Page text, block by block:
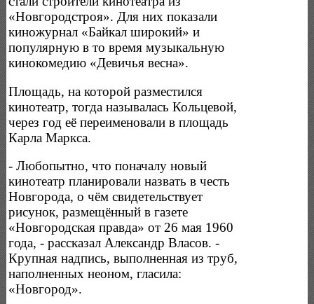
«Новгородстроя». Для них показали
киножурнал «Байкал широкий» и
популярную в то время музыкальную
кинокомедию «Девичья весна».
Площадь, на которой разместился
кинотеатр, тогда называлась Кольцевой,
через год её переименовали в площадь
Карла Маркса.
- Любопытно, что поначалу новый
кинотеатр планировали назвать в честь
Новгорода, о чём свидетельствует
рисунок, размещённый в газете
«Новгородская правда» от 26 мая 1960
года, - рассказал Александр Власов. -
Крупная надпись, выполненная из труб,
наполненных неоном, гласила:
«Новгород».